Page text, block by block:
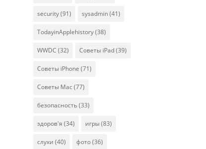
security(91) sysadmin(41)
TodayinApplehistory(38)
WWDC (32) Советы iPad(39)
Советы iPhone (71)
Советы Mac (77)
безопасность(33)
здоров'я (34) игры(83)
слухи (40) фото(36)